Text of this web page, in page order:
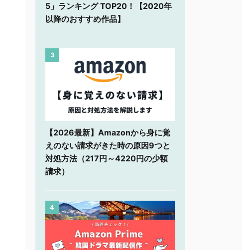
5」ランキング TOP20！【2020年
以降のおすすめ作品】
3
【2026最新】Amazonから身に覚
えのない請求がきた時の原因9つと
対処方法（217円～4220円の少額
請求）
4